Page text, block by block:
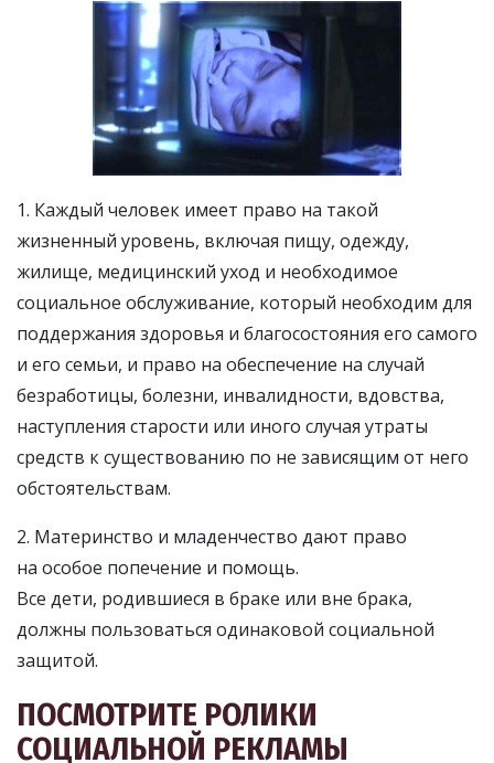
1. Каждый человек имеет право на такой
жизненный уровень, включая пищу, одежду,
жилище, медицинский уход и необходимое
социальное обслуживание, который необходим для
поддержания здоровья и благосостояния его самого
и его семьи, и право на обеспечение на случай
безработицы, болезни, инвалидности, вдовства,
наступления старости или иного случая утраты
средств к существованию по не зависящим от него
обстоятельствам.
2. Материнство и младенчество дают право
на особое попечение и помощь.
Все дети, родившиеся в браке или вне брака,
должны пользоваться одинаковой социальной
защитой.
ПОСМОТРИТЕ РОЛИКИ
СОЦИАЛЬНОЙ РЕКЛАМЫ